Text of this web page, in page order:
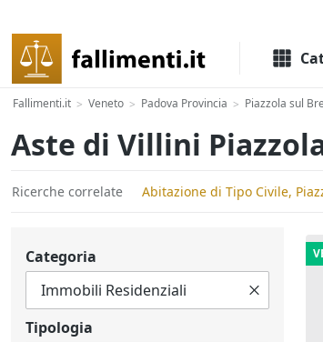
Fallimenti.it > Veneto > Padova Provincia > Piazzola sul
Aste di Villini
Ricerche correlate Abitazione di Tipo Civile,
Categoria
Tipologia